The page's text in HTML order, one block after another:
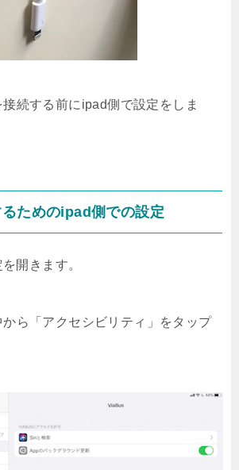
続する前にipad側で設定をしま
ためのipad側での設定
開きます。
ら「アクセシビリティ」をタップ